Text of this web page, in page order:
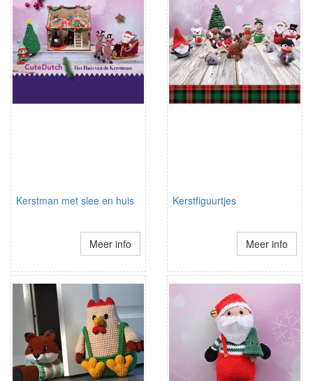
Kerstman met slee en huis
Meer info
Kerstfiguurtjes
Meer info